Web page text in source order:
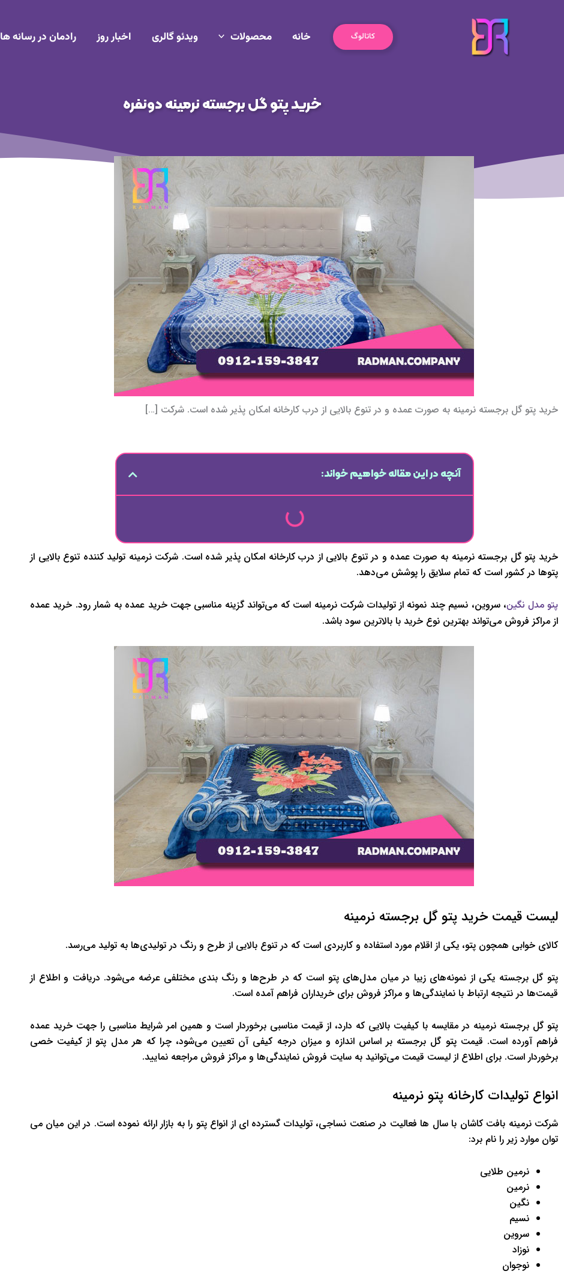
کاتالوگ خانه محصولات ویدئو گالری اخبار روز رادمان در رسانه ها
خرید پتو گل برجسته نرمینه دونفره
خرید پتو گل برجسته نرمینه به صورت عمده و در تنوع بالایی از درب کارخانه امکان پذیر شده است. شرکت […]
آنچه در این مقاله خواهیم خواند:
خرید پتو گل برجسته نرمینه به صورت عمده و در تنوع بالایی از درب کارخانه امکان پذیر شده است. شرکت نرمینه تولید کننده تنوع بالایی از
پتوها در کشور است که تمام سلایق را پوشش می‌دهد.
پتو مدل نگین، سروین، نسیم چند نمونه از تولیدات شرکت نرمینه است که می‌تواند گزینه مناسبی جهت خرید عمده به شمار رود. خرید عمده
از مراکز فروش می‌تواند بهترین نوع خرید با بالاترین سود باشد.
لیست قیمت خرید پتو گل برجسته نرمینه
کالای خوابی همچون پتو، یکی از اقلام مورد استفاده و کاربردی است که در تنوع بالایی از طرح و رنگ در تولیدی‌ها به تولید می‌رسد.
پتو گل برجسته یکی از نمونه‌های زیبا در میان مدل‌های پتو است که در طرح‌ها و رنگ بندی مختلفی عرضه می‌شود. دریافت و اطلاع از
قیمت‌ها در نتیجه ارتباط با نمایندگی‌ها و مراکز فروش برای خریداران فراهم آمده است.
پتو گل برجسته نرمینه در مقایسه با کیفیت بالایی که دارد، از قیمت مناسبی برخوردار است و همین امر شرایط مناسبی را جهت خرید عمده
فراهم آورده است. قیمت پتو گل برجسته بر اساس اندازه و میزان درجه کیفی آن تعیین می‌شود، چرا که هر مدل پتو از کیفیت خصی
برخوردار است. برای اطلاع از لیست قیمت می‌توانید به سایت فروش نمایندگی‌ها و مراکز فروش مراجعه نمایید.
انواع تولیدات کارخانه پتو نرمینه
شرکت نرمینه بافت کاشان با سال ها فعالیت در صنعت نساجی، تولیدات گسترده ای از انواع پتو را به بازار ارائه نموده است. در این میان می
توان موارد زیر را نام برد:
نرمین طلایی
نرمین
نگین
نسیم
سروین
نوزاد
نوجوان